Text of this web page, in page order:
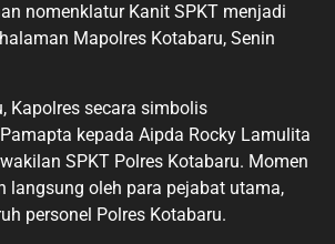
nomenklatur Kanit SPKT menjadi
Mapolres Kotabaru, Senin
Kapolres secara simbolis
kepada Aipda Rocky Lamulita
SPKT Polres Kotabaru. Momen
langsung oleh para pejabat utama,
personel Polres Kotabaru.